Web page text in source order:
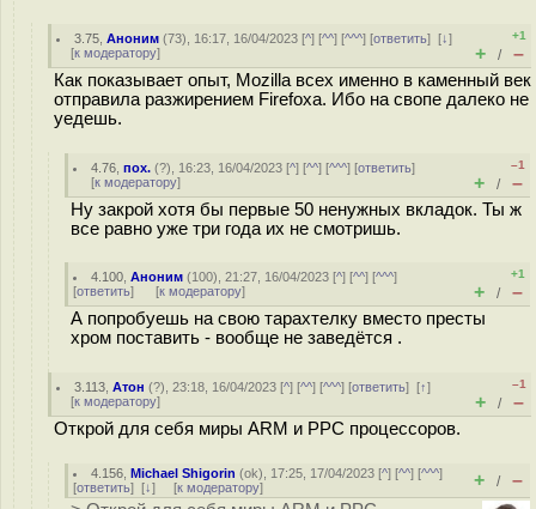
3.75 ,Аноним (73), 16:17, 16/04/2023 [^] [^^] [^^^] [ответить][↓]
[к модератору]
+1
+ / –
Как показывает опыт, Mozilla всех именно в каменный век
отправила разжирением Firefoxа. Ибо на свопе далеко не
уедешь.
4.76 ,пох. (?), 16:23, 16/04/2023 [^] [^^] [^^^] [ответить]
[к модератору]
–1
+ / –
Ну закрой хотя бы первые 50 ненужных вкладок. Ты ж
все равно уже три года их не смотришь.
4.100 ,Аноним (100), 21:27, 16/04/2023 [^] [^^] [^^^]
[ответить] [к модератору]
+1
+ / –
А попробуешь на свою тарахтелку вместо престы
хром поставить - вообще не заведётся .
3.113 ,Атон (?), 23:18, 16/04/2023 [^] [^^] [^^^] [ответить][↑]
[к модератору]
–1
+ / –
Открой для себя миры ARM и PPC процессоров.
4.156 ,Michael Shigorin (ok), 17:25, 17/04/2023 [^] [^^] [^^^]
[ответить] [↓] [к модератору] + / –